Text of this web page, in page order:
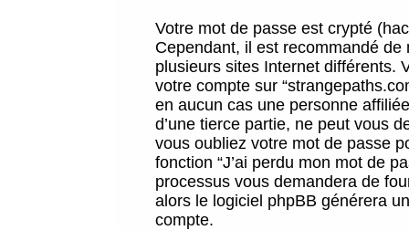
Votre mot de passe est crypté
Cependant, il est recommandé
plusieurs sites Internet différents.
votre compte sur
en aucun cas une personne
d’une tierce partie, ne peut vous
vous oubliez votre mot de passe
fonction “J’ai perdu mon mot de
processus vous demandera de
alors le logiciel phpBB générera
compte.